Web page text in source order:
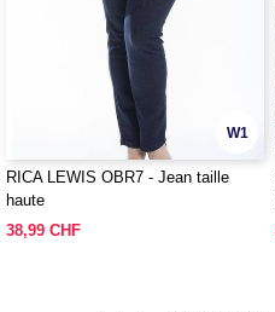
W1
RICA LEWIS OBR7 - Jean taille
haute
38,99 CHF